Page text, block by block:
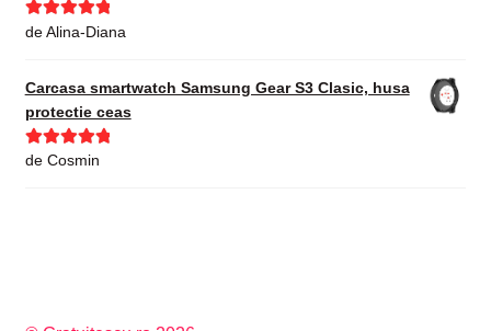
Evaluat la5
de Alina-Diana
Carcasa smartwatch Samsung Gear S3 Clasic, husa
protectie ceas
Evaluat la5
de Cosmin